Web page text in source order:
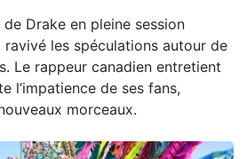
Drake en pleine session
ravivé les spéculations autour de
Le rappeur canadien entretient
l’impatience de ses fans,
morceaux.